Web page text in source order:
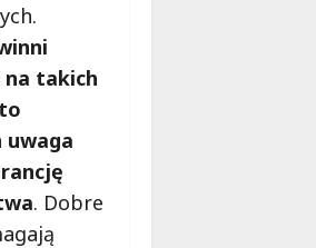
na takich
uwaga
. Dobre